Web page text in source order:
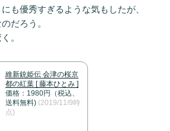
も優秀すぎるような気もしたが、
だろう。
。
維新銃姫伝 会津の桜京
都の紅葉 [ 藤本ひとみ ]
価格：1980円（税込、
送料無料) (2019/11/9時
点)